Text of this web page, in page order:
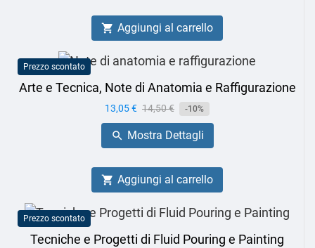
 Aggiungi al carrello
Prezzo scontato
Arte e Tecnica, Note di Anatomia e Raffigurazione
Prezzo
13,05 € Prezzo
base
14,50 € -10%
 Mostra Dettagli
 Aggiungi al carrello
Prezzo scontato
Tecniche e Progetti di Fluid Pouring e Painting